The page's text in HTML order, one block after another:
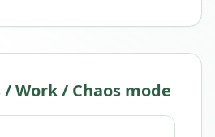
Work / Chaos mode